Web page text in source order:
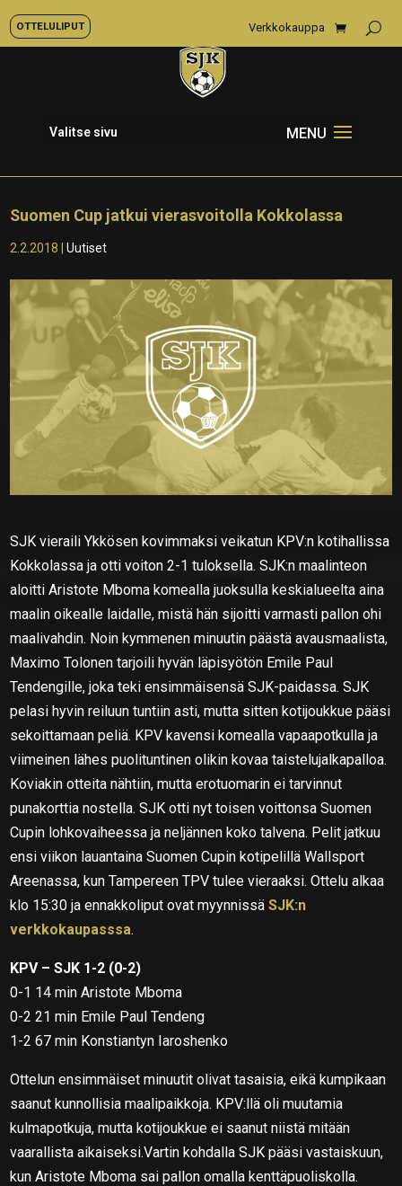
OTTELULIPUT Verkkokauppa
Valitse sivu
Suomen Cup jatkui vierasvoitolla Kokkolassa
2.2.2018 |Uutiset
SJK vieraili Ykkösen kovimmaksi veikatun KPV:n kotihallissa
Kokkolassa ja otti voiton 2-1 tuloksella. SJK:n maalinteon
aloitti Aristote Mboma komealla juoksulla keskialueelta aina
maalin oikealle laidalle, mistä hän sijoitti varmasti pallon ohi
maalivahdin. Noin kymmenen minuutin päästä avausmaalista,
Maximo Tolonen tarjoili hyvän läpisyötön Emile Paul
Tendengille, joka teki ensimmäisensä SJK-paidassa. SJK
pelasi hyvin reiluun tuntiin asti, mutta sitten kotijoukkue pääsi
sekoittamaan peliä. KPV kavensi komealla vapaapotkulla ja
viimeinen lähes puolituntinen olikin kovaa taistelujalkapalloa.
Koviakin otteita nähtiin, mutta erotuomarin ei tarvinnut
punakorttia nostella. SJK otti nyt toisen voittonsa Suomen
Cupin lohkovaiheessa ja neljännen koko talvena. Pelit jatkuu
ensi viikon lauantaina Suomen Cupin kotipelillä Wallsport
Areenassa, kun Tampereen TPV tulee vieraaksi. Ottelu alkaa
klo 15:30 ja ennakkoliput ovat myynnissäSJK:n
verkkokaupasssa.
KPV – SJK 1-2 (0-2)
0-1 14 min Aristote Mboma
0-2 21 min Emile Paul Tendeng
1-2 67 min Konstiantyn Iaroshenko
Ottelun ensimmäiset minuutit olivat tasaisia, eikä kumpikaan
saanut kunnollisia maalipaikkoja. KPV:llä oli muutamia
kulmapotkuja, mutta kotijoukkue ei saanut niistä mitään
vaarallista aikaiseksi.Vartin kohdalla SJK pääsi vastaiskuun,
kun Aristote Mboma sai pallon omalla kenttäpuoliskolla.